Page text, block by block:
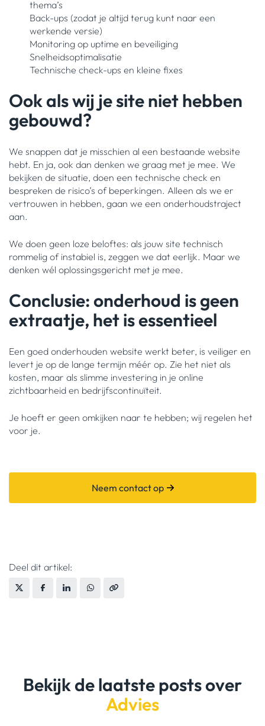
thema’s
Back-ups (zodat je altijd terug kunt naar een
werkende versie)
Monitoring op uptime en beveiliging
Snelheidsoptimalisatie
Technische check-ups en kleine fixes
Ook als wij je site niet hebben
gebouwd?
We snappen dat je misschien al een bestaande website
hebt. En ja, ook dan denken we graag met je mee. We
bekijken de situatie, doen een technische check en
bespreken de risico’s of beperkingen. Alleen als we er
vertrouwen in hebben, gaan we een onderhoudstraject
aan.
We doen geen loze beloftes: als jouw site technisch
rommelig of instabiel is, zeggen we dat eerlijk. Maar we
denken wél oplossingsgericht met je mee.
Conclusie: onderhoud is geen
extraatje, het is essentieel
Een goed onderhouden website werkt beter, is veiliger en
levert je op de lange termijn méér op. Zie het niet als
kosten, maar als slimme investering in je online
zichtbaarheid en bedrijfscontinuïteit.
Je hoeft er geen omkijken naar te hebben; wij regelen het
voor je.
Neem contact op
Deel dit artikel:
Bekijk de laatste posts over
Advies